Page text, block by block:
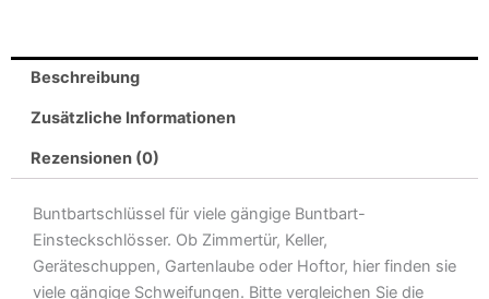
Beschreibung
Zusätzliche Informationen
Rezensionen (0)
Buntbartschlüssel für viele gängige Buntbart-
Einsteckschlösser. Ob Zimmertür, Keller,
Geräteschuppen, Gartenlaube oder Hoftor, hier finden sie
viele gängige Schweifungen. Bitte vergleichen Sie die